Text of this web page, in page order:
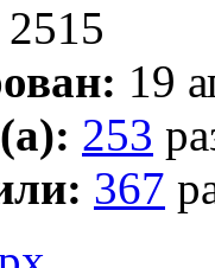
2515
19
253
367